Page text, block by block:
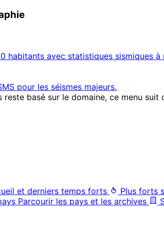
habitants avec statistiques sismiques à
pour les séismes majeurs.
reste basé sur le domaine, ce menu
et derniers temps forts Plus forts
Parcourir les pays et les archives